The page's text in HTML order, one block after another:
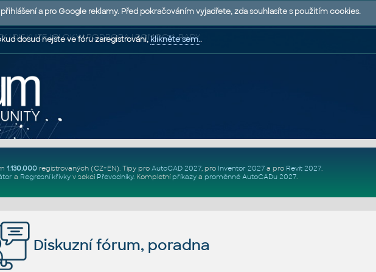
| DISKUZE | BLOKY | PODPORA | POMOC A RADY
1.130.000registrovaných (CZ+EN). Tipy pro AutoCAD 2027, pro Inventor 2027a pro Revit 2027.
a Regresní křivkyv sekci Převodníky. Kompletní příkazya proměnné AutoCADu 2027.
Diskuzní fórum, poradna
a pro Google reklamy. Před pokračováním vyjadřete, zda souhlasíte s použitím cookies.
dosud nejste ve fóru zaregistrováni,klikněte sem..